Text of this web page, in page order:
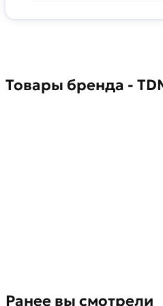
Товары бренда -
Ранее вы смотрели